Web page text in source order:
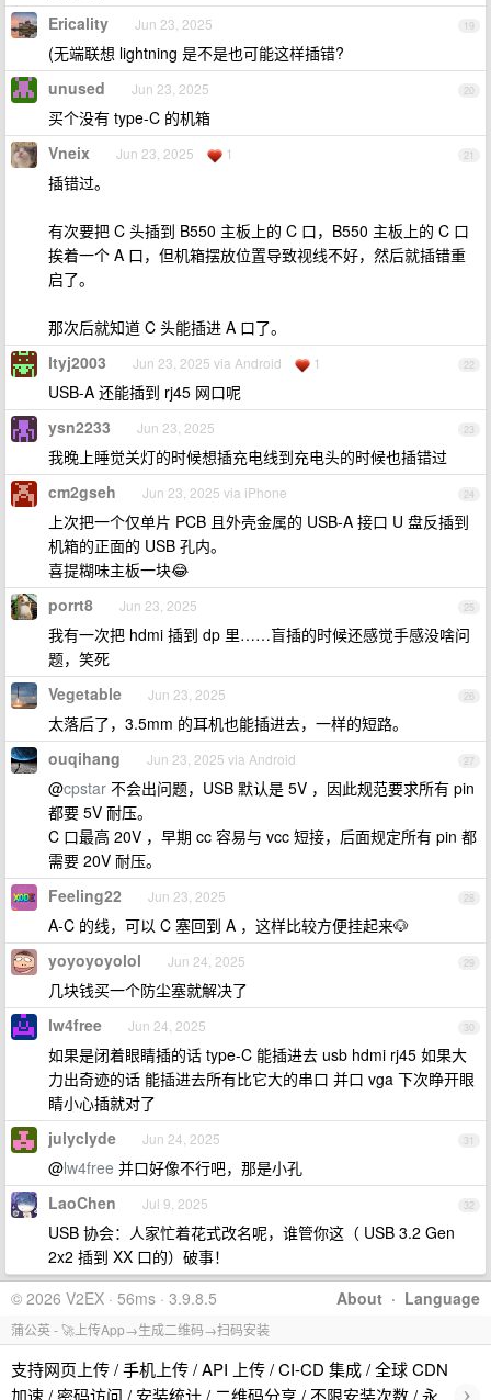
19
Ericality Jun 23, 2025
(无端联想 lightning 是不是也可能这样插错?
20
unused Jun 23, 2025
买个没有 type-C 的机箱
21
Vneix Jun 23, 2025 1
插错过。
有次要把 C 头插到 B550 主板上的 C 口，B550 主板上的 C 口
挨着一个 A 口，但机箱摆放位置导致视线不好，然后就插错重
启了。
那次后就知道 C 头能插进 A 口了。
22
ltyj2003 Jun 23, 2025 via Android 1
USB-A 还能插到 rj45 网口呢
23
ysn2233 Jun 23, 2025
我晚上睡觉关灯的时候想插充电线到充电头的时候也插错过
24
cm2gseh Jun 23, 2025 via iPhone
上次把一个仅单片 PCB 且外壳金属的 USB-A 接口 U 盘反插到
机箱的正面的 USB 孔内。
喜提糊味主板一块😂
25
porrt8 Jun 23, 2025
我有一次把 hdmi 插到 dp 里……盲插的时候还感觉手感没啥问
题，笑死
26
Vegetable Jun 23, 2025
太落后了，3.5mm 的耳机也能插进去，一样的短路。
27
ouqihang Jun 23, 2025 via Android
@cpstar 不会出问题，USB 默认是 5V ，因此规范要求所有 pin
都要 5V 耐压。
C 口最高 20V ，早期 cc 容易与 vcc 短接，后面规定所有 pin 都
需要 20V 耐压。
28
Feeling22 Jun 23, 2025
A-C 的线，可以 C 塞回到 A ，这样比较方便挂起来🐶
29
yoyoyoyolol Jun 24, 2025
几块钱买一个防尘塞就解决了
30
lw4free Jun 24, 2025
如果是闭着眼睛插的话 type-C 能插进去 usb hdmi rj45 如果大
力出奇迹的话 能插进去所有比它大的串口 并口 vga 下次睁开眼
睛小心插就对了
31
julyclyde Jun 24, 2025
@lw4free 并口好像不行吧，那是小孔
32
LaoChen Jul 9, 2025
USB 协会：人家忙着花式改名呢，谁管你这（ USB 3.2 Gen
2x2 插到 XX 口的）破事！
About · Language
© 2026 V2EX · 56ms · 3.9.8.5
蒲公英 - 🚀上传App→生成二维码→扫码安装
支持网页上传 / 手机上传 / API 上传 / CI-CD 集成 / 全球 CDN
加速 / 密码访问 / 安装统计 / 二维码分享 / 不限安装次数 / 永
›